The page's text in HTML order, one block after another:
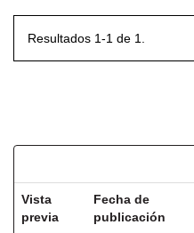
Resultados 1-1 de 1.
Vista
previa
Fecha de
publicación